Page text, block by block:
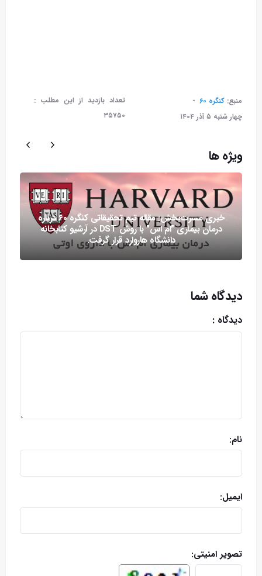
منبع: کنگره ۶۰
چهار شنبه ۵ آذر ۱۴۰۴
تعداد بازدید از این مطلب :
۳۵۷۵۰
ویژه ها
خبری مسرت‌بخش: مقاله تیم تحقیقاتی کنگره ۶۰ درباره
درمان بیماری "ام اس" با روش DST در آرشیو کتابخانه
دانشگاه هاروارد قرار گرفت.
دیدگاه شما
دیدگاه :
نام:
ایمیل:
تصویر امنیتی: